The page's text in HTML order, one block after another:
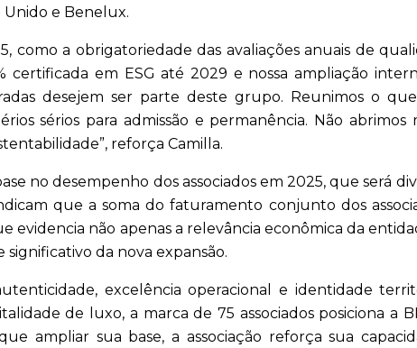
Unido e Benelux.
como a obrigatoriedade das avaliações anuais de
certificada em ESG até 2029 e nossa ampliação
desejem ser parte deste grupo. Reunimos o
sérios para admissão e permanência. Não abrimos
reforça Camilla.
no desempenho dos associados em 2025, que será
que a soma do faturamento conjunto dos
evidencia não apenas a relevância econômica da
da nova expansão.
excelência operacional e identidade
de luxo, a marca de 75 associados posiciona a
ampliar sua base, a associação reforça sua